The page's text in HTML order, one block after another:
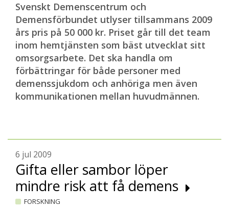
Svenskt Demenscentrum och
Demensförbundet utlyser tillsammans 2009
års pris på 50 000 kr. Priset går till det team
inom hemtjänsten som bäst utvecklat sitt
omsorgsarbete. Det ska handla om
förbättringar för både personer med
demenssjukdom och anhöriga men även
kommunikationen mellan huvudmännen.
6 jul 2009
Gifta eller sambor löper
mindre risk att få demens
FORSKNING